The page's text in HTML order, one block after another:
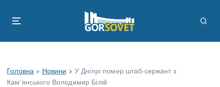
Головна > Новини > У Дніпрі помер штаб-сержант з
Кам’янського Володимир Білій